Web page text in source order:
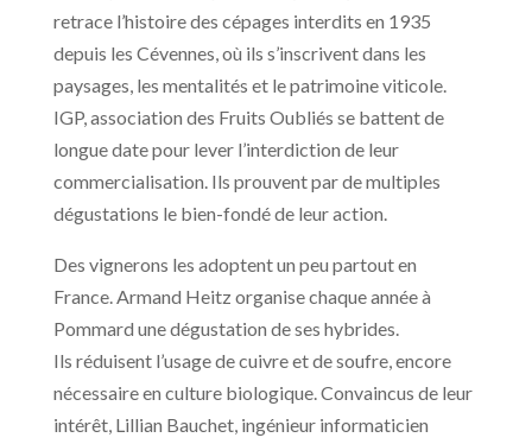
retrace l’histoire des cépages interdits en 1935
depuis les Cévennes, où ils s’inscrivent dans les
paysages, les mentalités et le patrimoine viticole.
IGP, association des Fruits Oubliés se battent de
longue date pour lever l’interdiction de leur
commercialisation. Ils prouvent par de multiples
dégustations le bien-fondé de leur action.
Des vignerons les adoptent un peu partout en
France. Armand Heitz organise chaque année à
Pommard une dégustation de ses hybrides.
Ils réduisent l’usage de cuivre et de soufre, encore
nécessaire en culture biologique. Convaincus de leur
intérêt, Lillian Bauchet, ingénieur informaticien